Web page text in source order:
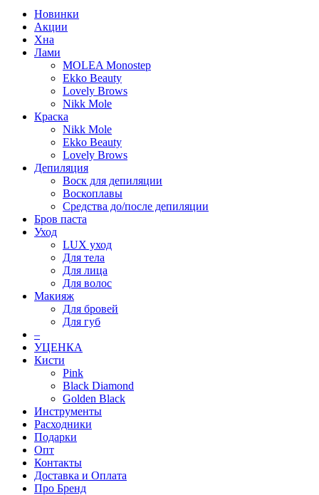
Новинки
Акции
Хна
Лами
MOLEA Monostep
Ekko Beauty
Lovely Brows
Nikk Mole
Краска
Nikk Mole
Ekko Beauty
Lovely Brows
Депиляция
Воск для депиляции
Воскоплавы
Средства до/после депиляции
Бров паста
Уход
LUX уход
Для тела
Для лица
Для волос
Макияж
Для бровей
Для губ
–
УЦЕНКА
Кисти
Pink
Black Diamond
Golden Black
Инструменты
Расходники
Подарки
Опт
Контакты
Доставка и Оплата
Про Бренд